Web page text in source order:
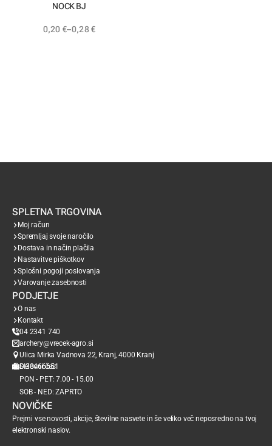
0,20€–0,28€
Price
NOCK BJ
SPLETNA TRGOVINA
Moj račun
Spremljaj svoje naročilo
Dostava in način plačila
Nastavitve piškotkov
Splošni pogoji poslovanja
Varovanje zasebnosti
PODJETJE
O nas
Kontakt
04 2341 740
archery@vrecek-agro.si
Ulica Mirka Vadnova 22, Kranj, 4000 Kranj
SI38466651
Delovni čas
PON - PET: 7.00 - 15.00
SOB - NED: ZAPRTO
NOVIČKE
Prejmi vse novosti, akcije, številne nasvete in še veliko več neposredno na tvoj
elektronski naslov.